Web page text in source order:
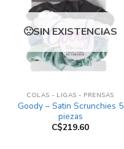
SIN EXISTENCIAS
COLAS - LIGAS - PRENSAS
Goody – Satin Scrunchies 5
piezas
C$219.60